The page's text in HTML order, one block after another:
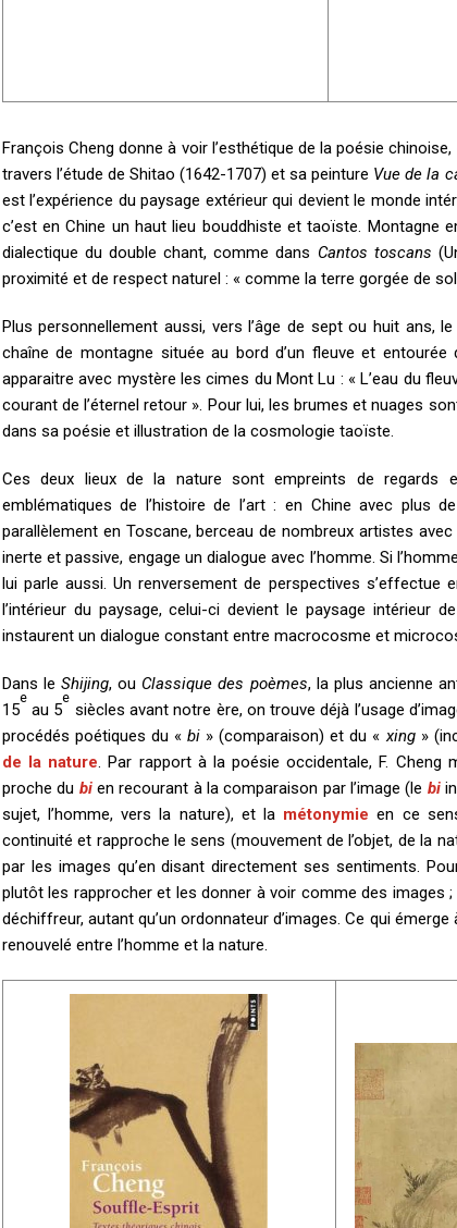
François Cheng donne à voir l’esthétique de la poésie
travers l’étude de Shitao (1642-1707) et sa peinture Vue de la
est l’expérience du paysage extérieur qui devient le monde
c’est en Chine un haut lieu bouddhiste et taoïste. Montagne
dialectique du double chant, comme dans Cantos toscans
proximité et de respect naturel : « comme la terre gorgée de
Plus personnellement aussi, vers l’âge de sept ou huit ans,
chaîne de montagne située au bord d’un fleuve et
apparaitre avec mystère les cimes du Mont Lu : « L’eau du
courant de l’éternel retour ». Pour lui, les brumes et nuages
dans sa poésie et illustration de la cosmologie taoïste.
Ces deux lieux de la nature sont empreints de regards
emblématiques de l’histoire de l’art : en Chine avec
parallèlement en Toscane, berceau de nombreux artistes
inerte et passive, engage un dialogue avec l’homme. Si
lui parle aussi. Un renversement de perspectives s’effectue
l’intérieur du paysage, celui-ci devient le paysage intérieur
instaurent un dialogue constant entre macrocosme et
Dans leShijing, ou Classique des poèmes, la plus ancienne
15
e
au 5
e
siècles avant notre ère, on trouve déjà l’usage
procédés poétiques du «bi » (comparaison) et du «xing»
de la nature. Par rapport à la poésie occidentale, F. Cheng
proche du bien recourant à la comparaison par l’image (le bi
sujet, l’homme, vers la nature), et la métonymie en ce
continuité et rapproche le sens (mouvement de l’objet, de la
par les images qu’en disant directement ses sentiments.
plutôt les rapprocher et les donner à voir comme des images
déchiffreur, autant qu’un ordonnateur d’images. Ce qui
renouvelé entre l’homme et la nature.